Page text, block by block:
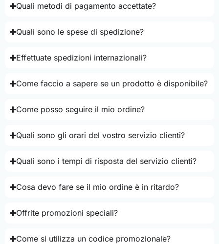
Quali metodi di pagamento accettate?
Quali sono le spese di spedizione?
Effettuate spedizioni internazionali?
Come faccio a sapere se un prodotto è disponibile?
Come posso seguire il mio ordine?
Quali sono gli orari del vostro servizio clienti?
Quali sono i tempi di risposta del servizio clienti?
Cosa devo fare se il mio ordine è in ritardo?
Offrite promozioni speciali?
Come si utilizza un codice promozionale?